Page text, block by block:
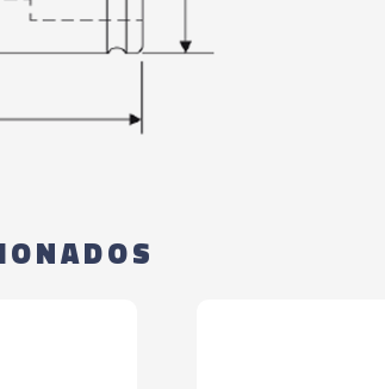
03077 - BUCHA REDUÇÃO PARA VDI - 40 X 18MM